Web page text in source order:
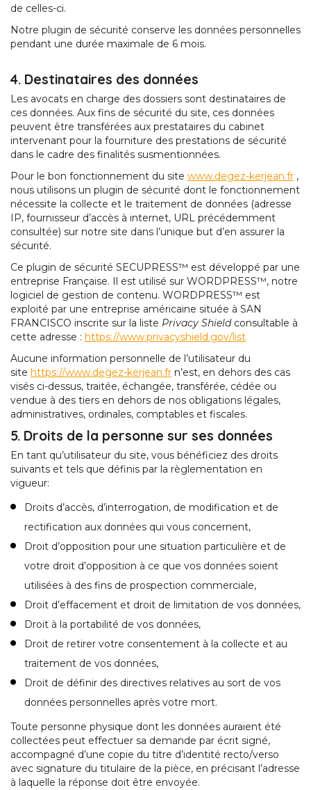
de celles-ci.
Notre plugin de sécurité conserve les données personnelles
pendant une durée maximale de 6 mois.
4. Destinataires des données
Les avocats en charge des dossiers sont destinataires de
ces données. Aux fins de sécurité du site, ces données
peuvent être transférées aux prestataires du cabinet
intervenant pour la fourniture des prestations de sécurité
dans le cadre des finalités susmentionnées.
Pour le bon fonctionnement du site www.degez-kerjean.fr ,
nous utilisons un plugin de sécurité dont le fonctionnement
nécessite la collecte et le traitement de données (adresse
IP, fournisseur d’accès à internet, URL précédemment
consultée) sur notre site dans l’unique but d’en assurer la
sécurité.
Ce plugin de sécurité SECUPRESS™ est développé par une
entreprise Française. Il est utilisé sur WORDPRESS™, notre
logiciel de gestion de contenu. WORDPRESS™ est
exploité par une entreprise américaine située à SAN
FRANCISCO inscrite sur la liste Privacy Shieldconsultable à
cette adresse : https://www.privacyshield.gov/list
Aucune information personnelle de l’utilisateur du
site https://www.degez-kerjean.fr n’est, en dehors des cas
visés ci-dessus, traitée, échangée, transférée, cédée ou
vendue à des tiers en dehors de nos obligations légales,
administratives, ordinales, comptables et fiscales.
5. Droits de la personne sur ses données
En tant qu’utilisateur du site, vous bénéficiez des droits
suivants et tels que définis par la règlementation en
vigueur:
Droits d’accès, d’interrogation, de modification et de
rectification aux données qui vous concernent,
Droit d’opposition pour une situation particulière et de
votre droit d’opposition à ce que vos données soient
utilisées à des fins de prospection commerciale,
Droit d’effacement et droit de limitation de vos données,
Droit à la portabilité de vos données,
Droit de retirer votre consentement à la collecte et au
traitement de vos données,
Droit de définir des directives relatives au sort de vos
données personnelles après votre mort.
Toute personne physique dont les données auraient été
collectées peut effectuer sa demande par écrit signé,
accompagné d’une copie du titre d’identité recto/verso
avec signature du titulaire de la pièce, en précisant l’adresse
à laquelle la réponse doit être envoyée.